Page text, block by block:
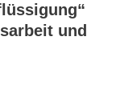
und